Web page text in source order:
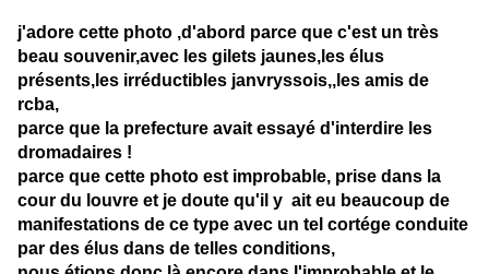
j'adore cette photo ,d'abord parce que c'est un très
beau souvenir,avec les gilets jaunes,les élus
présents,les irréductibles janvryssois,,les amis de
rcba,
parce que la prefecture avait essayé d'interdire les
dromadaires !
parce que cette photo est improbable, prise dans la
cour du louvre et je doute qu'il y ait eu beaucoup de
manifestations de ce type avec un tel cortége conduite
par des élus dans de telles conditions,